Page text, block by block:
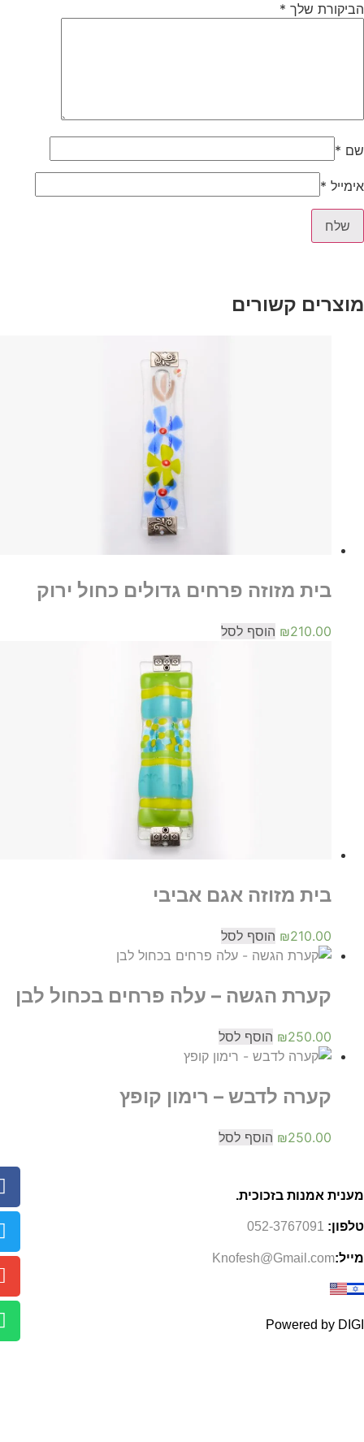
הביקורת שלך *
שם *
אימייל *
מוצרים קשורים
בית מזוזה פרחים גדולים כחול ירוק
₪210.00 הוסף לסל
בית מזוזה אגם אביבי
₪210.00 הוסף לסל
קערת הגשה – עלה פרחים בכחול לבן
₪250.00 הוסף לסל
קערה לדבש – רימון קופץ
₪250.00 הוסף לסל
מענית אמנות בזכוכית.
טלפון: 052-3767091
מייל:Knofesh@Gmail.com
Powered by DIGI